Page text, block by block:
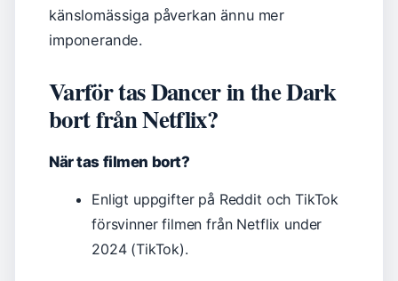
känslomässiga påverkan ännu mer
imponerande.
Varför tas Dancer in the Dark
bort från Netflix?
När tas filmen bort?
Enligt uppgifter på Reddit och TikTok
försvinner filmen från Netflix under
2024 (TikTok).